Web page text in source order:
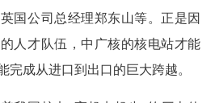
国公司总经理郑东山等。正是因
人才队伍，中广核的核电站才能
完成从进口到出口的巨大跨越。